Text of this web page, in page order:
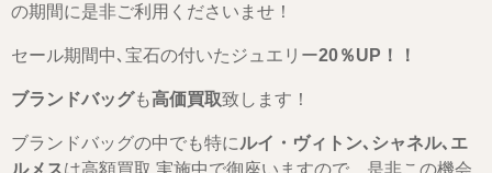
の期間に是非ご利用くださいませ！
セール期間中､宝石の付いたジュエリー20％UP！！
ブランドバッグも高価買取致します！
ブランドバッグの中でも特にルイ・ヴィトン､シャネル､エ
ルメスは高額買取 実施中で御座いますので、是非この機会